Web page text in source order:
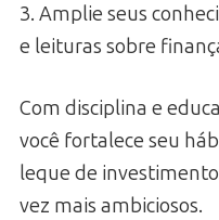
3. Amplie seus
e leituras sobre
Com disciplina e
você fortalece seu
leque de
vez mais ambiciosos.